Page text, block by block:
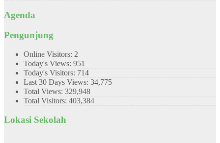
Agenda
Pengunjung
Online Visitors: 2
Today's Views: 951
Today's Visitors: 714
Last 30 Days Views: 34,775
Total Views: 329,948
Total Visitors: 403,384
Lokasi Sekolah